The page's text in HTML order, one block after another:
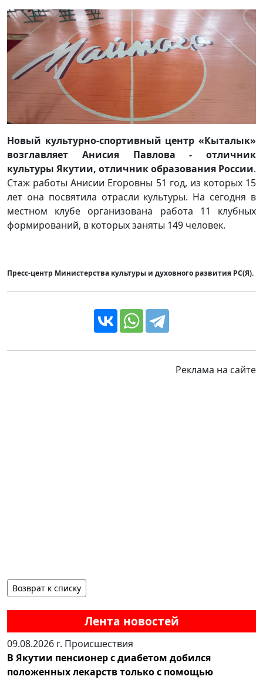
Лента новостей
09.08.2026 г. Происшествия
В Якутии пенсионер с диабетом добился
положенных лекарств только с помощью
Новый культурно-спортивный центр «Кыталык»
возглавляет Анисия Павлова - отличник
культуры Якутии, отличник образования России.
Стаж работы Анисии Егоровны 51 год, из которых 15
лет она посвятила отрасли культуры. На сегодня в
местном клубе организована работа 11 клубных
формирований, в которых заняты 149 человек.
Пресс-центр Министерства культуры и духовного развития РС(Я).
Реклама на сайте
Возврат к списку